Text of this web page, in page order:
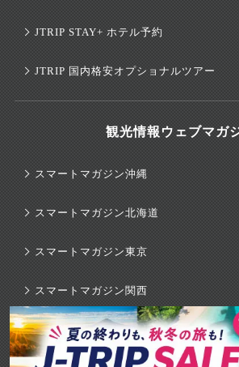
JTRIP STAY+ ホテル予約
JTRIP 国内格安オプショナルツアー
観光情報ウェブマガ
スマートマガジン沖縄
スマートマガジン北海道
スマートマガジン東京
スマートマガジン関西
スマートマガジンハワイ